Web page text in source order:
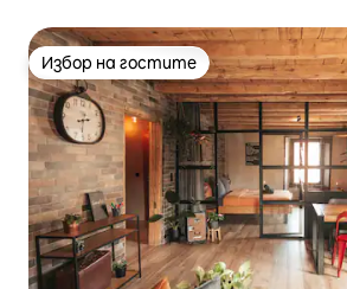
Избор на гостите
Избор на гостите